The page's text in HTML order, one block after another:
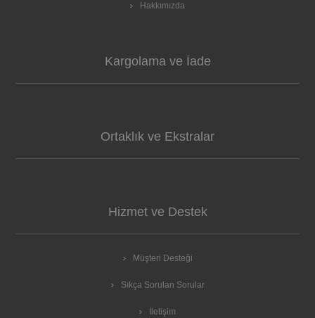
Hakkımızda
Kargolama ve İade
Ortaklık ve Ekstralar
Hizmet ve Destek
Müşteri Desteği
Sıkça Sorulan Sorular
İletişim